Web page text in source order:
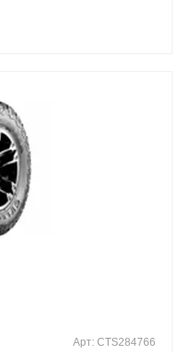
Арт: CTS284766